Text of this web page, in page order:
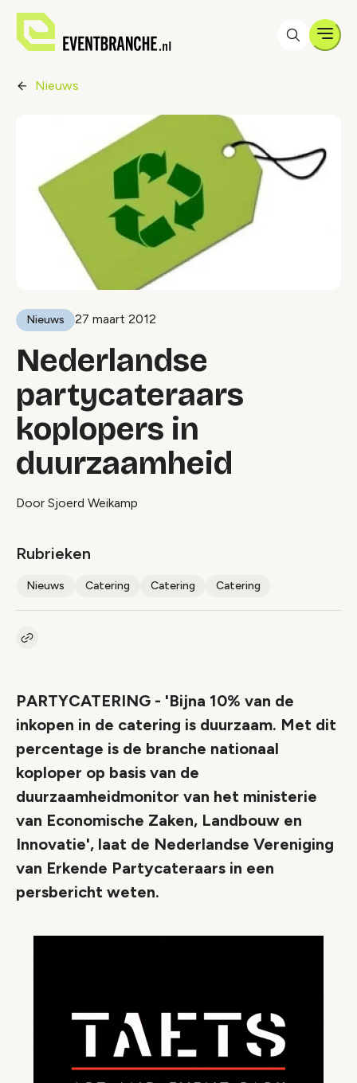
Nieuws
Nieuws 27 maart 2012
Nederlandse
partycateraars
koplopers in
duurzaamheid
Door Sjoerd Weikamp
Rubrieken
Nieuws Catering Catering Catering
Kopieer link naar artikel
PARTYCATERING - 'Bijna 10% van de
inkopen in de catering is duurzaam. Met dit
percentage is de branche nationaal
koploper op basis van de
duurzaamheidmonitor van het ministerie
van Economische Zaken, Landbouw en
Innovatie', laat de Nederlandse Vereniging
van Erkende Partycateraars in een
persbericht weten.